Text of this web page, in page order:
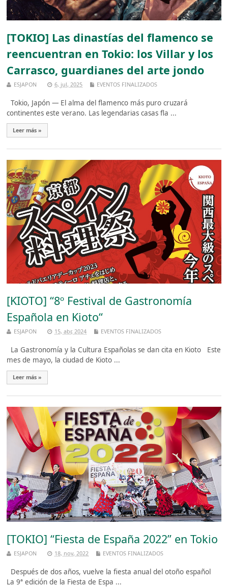
[TOKIO] Las dinastías del flamenco se
reencuentran en Tokio: los Villar y los
Carrasco, guardianes del arte jondo
ESJAPON 6, jul, 2025 EVENTOS FINALIZADOS
Tokio, Japón — El alma del flamenco más puro cruzará
continentes este verano. Las legendarias casas fla ...
Leer más »
[KIOTO] “8º Festival de Gastronomía
Española en Kioto“
ESJAPON 15, abr, 2024 EVENTOS FINALIZADOS
La Gastronomía y la Cultura Españolas se dan cita en Kioto Este
mes de mayo, la ciudad de Kioto ...
Leer más »
[TOKIO] “Fiesta de España 2022” en Tokio
ESJAPON 18, nov, 2022 EVENTOS FINALIZADOS
Después de dos años, vuelve la fiesta anual del otoño español
La 9ª edición de la Fiesta de Espa ...